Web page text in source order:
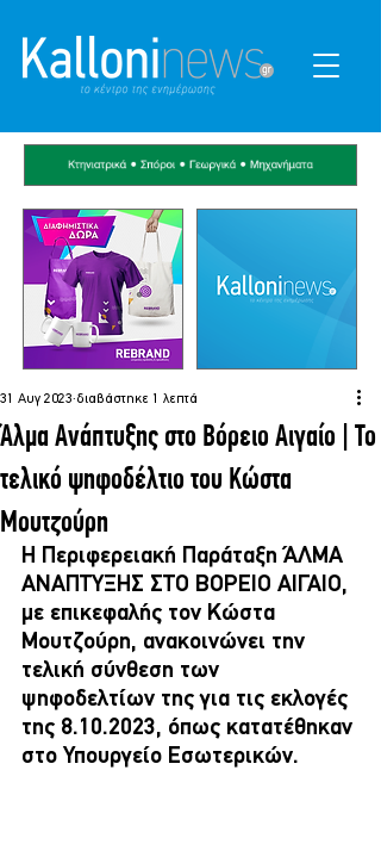
Άλμα Ανάπτυξης στο Βόρειο Αιγαίο | Το
τελικό ψηφοδέλτιο του Κώστα
Μουτζούρη
31 Αυγ 2023 διαβάστηκε 1 λεπτά
Η Περιφερειακή Παράταξη ΆΛΜΑ
ΑΝΑΠΤΥΞΗΣ ΣΤΟ ΒΟΡΕΙΟ ΑΙΓΑΙΟ,
με επικεφαλής τον Κώστα
Μουτζούρη, ανακοινώνει την
τελική σύνθεση των
ψηφοδελτίων της για τις εκλογές
της 8.10.2023, όπως κατατέθηκαν
στο Υπουργείο Εσωτερικών.